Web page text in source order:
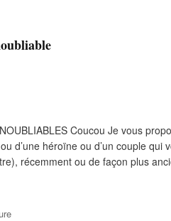
Coucou Je vous
d’une héroïne ou d’un couple
récemment ou de façon plus